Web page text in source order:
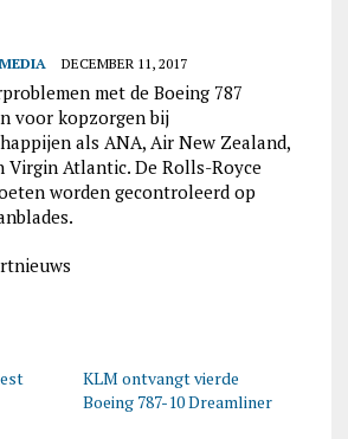
DECEMBER 11, 2017
met de Boeing 787
voor kopzorgen bij
als ANA, Air New Zealand,
Virgin Atlantic. De Rolls-Royce
worden gecontroleerd op
KLM ontvangt vierde
Boeing 787-10 Dreamliner